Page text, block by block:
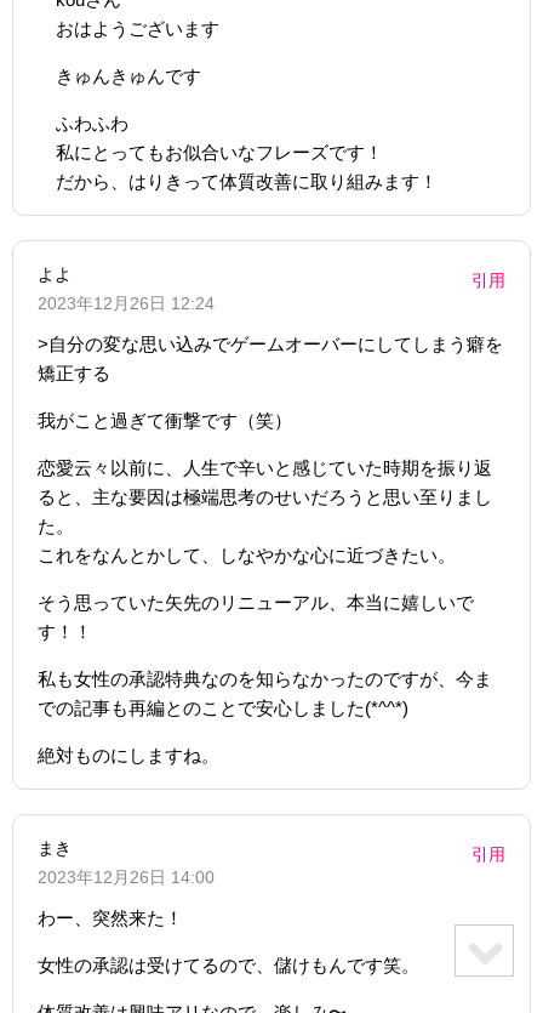
おはようございます
きゅんきゅんです
ふわふわ
私にとってもお似合いなフレーズです！
だから、はりきって体質改善に取り組みます！
よよ
2023年12月26日 12:24
引用
>自分の変な思い込みでゲームオーバーにしてしまう癖を
矯正する
我がこと過ぎて衝撃です（笑）
恋愛云々以前に、人生で辛いと感じていた時期を振り返
ると、主な要因は極端思考のせいだろうと思い至りまし
た。
これをなんとかして、しなやかな心に近づきたい。
そう思っていた矢先のリニューアル、本当に嬉しいで
す！！
私も女性の承認特典なのを知らなかったのですが、今ま
での記事も再編とのことで安心しました(*^^*)
絶対ものにしますね。
まき
2023年12月26日 14:00
引用
わー、突然来た！
女性の承認は受けてるので、儲けもんです笑。